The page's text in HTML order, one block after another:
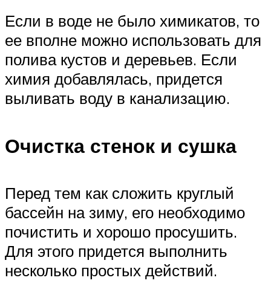
Если в воде не было химикатов, то
ее вполне можно использовать для
полива кустов и деревьев. Если
химия добавлялась, придется
выливать воду в канализацию.
Очистка стенок и сушка
Перед тем как сложить круглый
бассейн на зиму, его необходимо
почистить и хорошо просушить.
Для этого придется выполнить
несколько простых действий.